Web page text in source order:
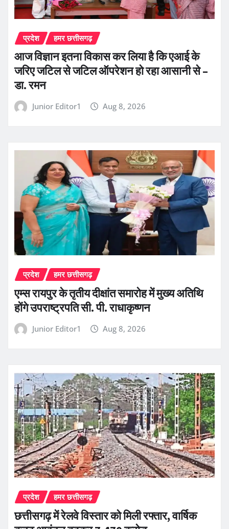
प्रदेश हमर छत्तीसगढ़
आज विज्ञान इतना विकास कर लिया है कि एआई के
जरिए जटिल से जटिल ऑपरेशन हो रहा आसानी से –
डा. रमन
Junior Editor1 Aug 8, 2026
प्रदेश हमर छत्तीसगढ़
एम्स रायपुर के तृतीय दीक्षांत समारोह में मुख्य अतिथि
होंगे उपराष्ट्रपति सी. पी. राधाकृष्णन
Junior Editor1 Aug 8, 2026
प्रदेश हमर छत्तीसगढ़
छत्तीसगढ़ में रेलवे विस्तार को मिली रफ्तार, वार्षिक